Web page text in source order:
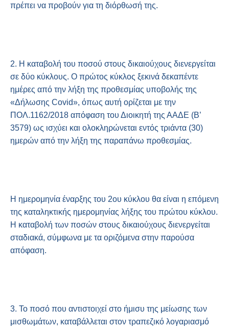
πρέπει να προβούν για τη διόρθωσή της.
2. Η καταβολή του ποσού στους δικαιούχους διενεργείται
σε δύο κύκλους. Ο πρώτος κύκλος ξεκινά δεκαπέντε
ημέρες από την λήξη της προθεσμίας υποβολής της
«Δήλωσης Covid», όπως αυτή ορίζεται με την
ΠΟΛ.1162/2018 απόφαση του Διοικητή της ΑΑΔΕ (Β’
3579) ως ισχύει και ολοκληρώνεται εντός τριάντα (30)
ημερών από την λήξη της παραπάνω προθεσμίας.
Η ημερομηνία έναρξης του 2ου κύκλου θα είναι η επόμενη
της καταληκτικής ημερομηνίας λήξης του πρώτου κύκλου.
Η καταβολή των ποσών στους δικαιούχους διενεργείται
σταδιακά, σύμφωνα με τα οριζόμενα στην παρούσα
απόφαση.
3. Το ποσό που αντιστοιχεί στο ήμισυ της μείωσης των
μισθωμάτων, καταβάλλεται στον τραπεζικό λογαριασμό